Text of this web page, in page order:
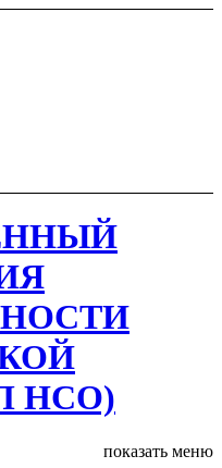
НСО)
показать меню